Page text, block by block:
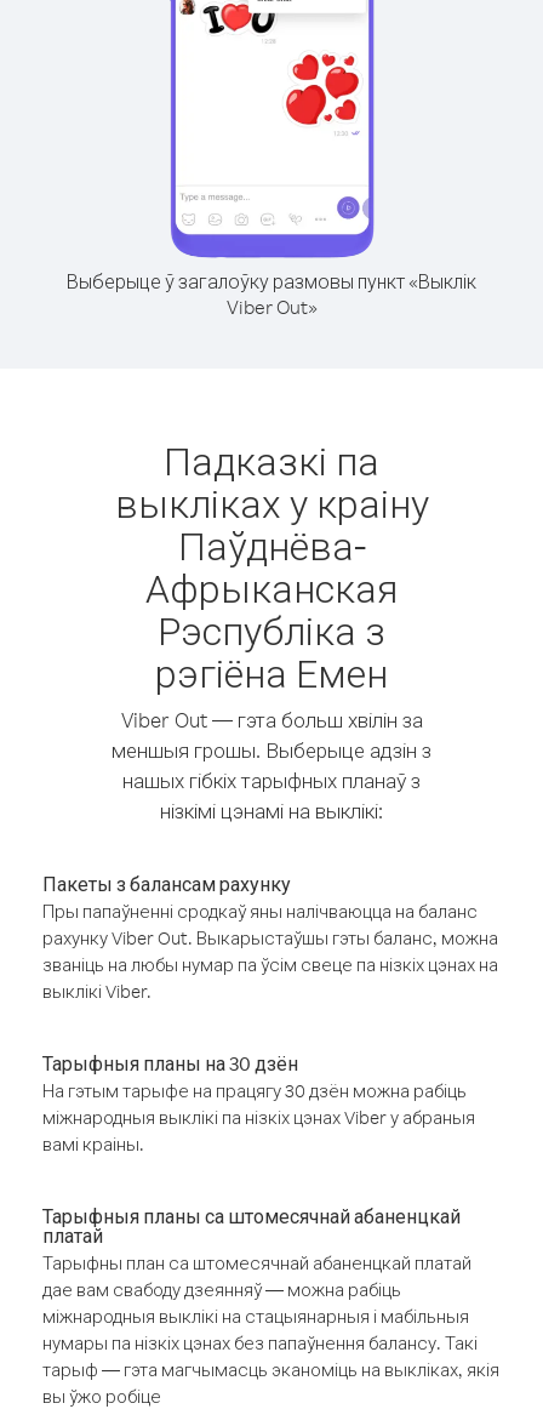
Выберыце ў загалоўку размовы пункт «Выклік
Viber Out»
Падказкі па
выкліках у краіну
Паўднёва-
Афрыканская
Рэспубліка з
рэгіёна Емен
Viber Out — гэта больш хвілін за
меншыя грошы. Выберыце адзін з
нашых гібкіх тарыфных планаў з
нізкімі цэнамі на выклікі:
Пакеты з балансам рахунку
Пры папаўненні сродкаў яны налічваюцца на баланс
рахунку Viber Out. Выкарыстаўшы гэты баланс, можна
званіць на любы нумар па ўсім свеце па нізкіх цэнах на
выклікі Viber.
Тарыфныя планы на 30 дзён
На гэтым тарыфе на працягу 30 дзён можна рабіць
міжнародныя выклікі па нізкіх цэнах Viber у абраныя
вамі краіны.
Тарыфныя планы са штомесячнай абаненцкай
платай
Тарыфны план са штомесячнай абаненцкай платай
дае вам свабоду дзеянняў — можна рабіць
міжнародныя выклікі на стацыянарныя і мабільныя
нумары па нізкіх цэнах без папаўнення балансу. Такі
тарыф — гэта магчымасць эканоміць на выкліках, якія
вы ўжо робіце